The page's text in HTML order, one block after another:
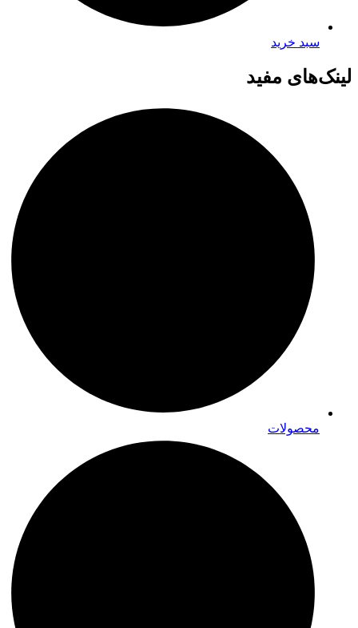
سبد خرید
لینک‌های مفید
محصولات